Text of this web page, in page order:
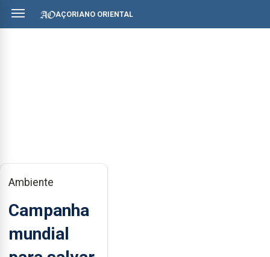
AÇORIANO ORIENTAL
Ambiente
Campanha
mundial